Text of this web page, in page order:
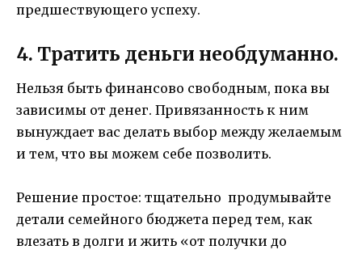
предшествующего успеху.
4. Тратить деньги необдуманно.
Нельзя быть финансово свободным, пока вы
зависимы от денег. Привязанность к ним
вынуждает вас делать выбор между желаемым
и тем, что вы можем себе позволить.
Решение простое: тщательно продумывайте
детали семейного бюджета перед тем, как
влезать в долги и жить «от получки до